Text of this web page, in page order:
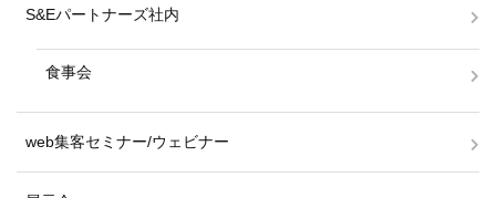
S&Eパートナーズ社内
食事会
web集客セミナー/ウェビナー